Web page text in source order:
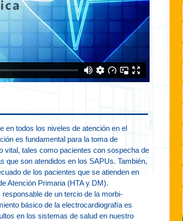
en todos los niveles de atención en el
es fundamental para la toma de
vital, tales como pacientes con sospecha de
que son atendidos en los SAPUs. También,
de los pacientes que se atienden en
Atención Primaria (HTA y DM).
de un tercio de la morbi-
básico de la electrocardiografía es
en los sistemas de salud en nuestro